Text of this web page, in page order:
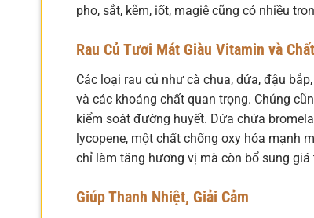
pho, sắt, kẽm, iốt, magiê cũng có nhiều
Rau Củ Tươi Mát Giàu Vitamin và
Các loại rau củ như cà chua, dứa, đậu
và các khoáng chất quan trọng. Chúng
kiểm soát đường huyết. Dứa chứa
lycopene, một chất chống oxy hóa mạnh
chỉ làm tăng hương vị mà còn bổ sung
Giúp Thanh Nhiệt, Giải Cảm